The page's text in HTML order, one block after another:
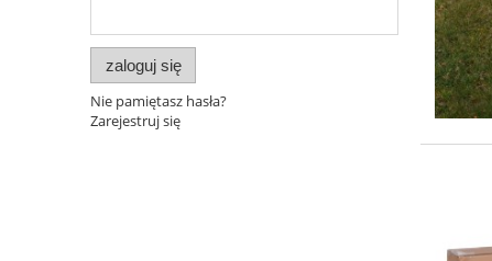
zaloguj się
Nie pamiętasz hasła?
Zarejestruj się